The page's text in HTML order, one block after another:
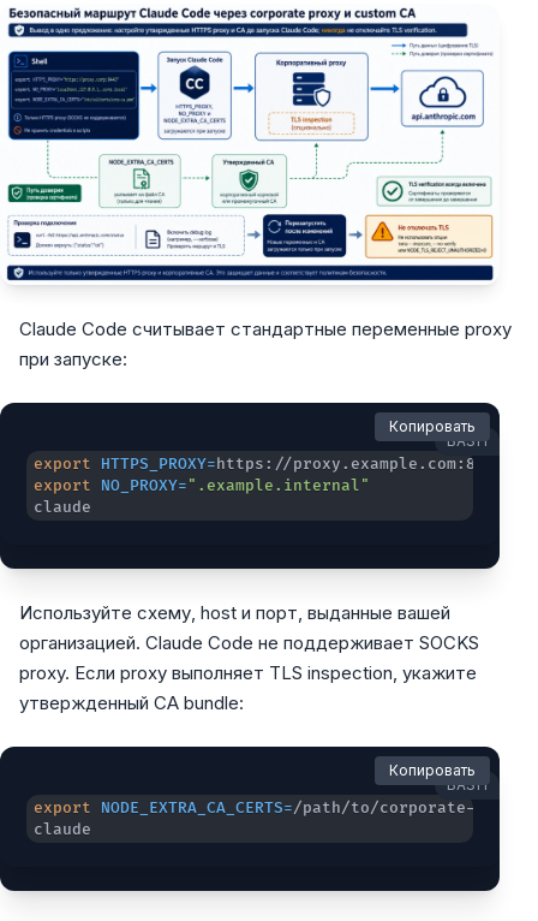
Claude Code считывает стандартные переменные proxy
при запуске:
BASH
export HTTPS_PROXY=
export
NO_PROXY=".example.internal"
claude
Копировать
Используйте схему, host и порт, выданные вашей
организацией. Claude Code не поддерживает SOCKS
proxy. Если proxy выполняет TLS inspection, укажите
утвержденный CA bundle:
BASH
export NODE_EXTRA_CA_CERTS=
claude
Копировать